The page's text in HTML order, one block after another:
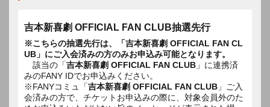
吉本新喜劇 OFFICIAL FAN CLUB抽選先行
※こちらの抽選先行は、「吉本新喜劇 OFFICIAL FAN CL
UB」にご入会済みの方のみお申込み可能となります。
該当の「吉本新喜劇 OFFICIAL FAN CLUB 」に連携済
みのFANY IDでお申込みください。
※FANYコミュ「吉本新喜劇 OFFICIAL FAN CLUB 」ご入
会済みの方で、チケットお申込みの際に、対象会員外のた